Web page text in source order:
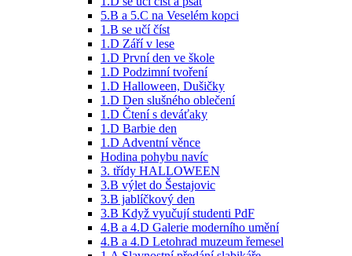
5.B a 5.C na Veselém kopci
1.B se učí číst
1.D Září v lese
1.D První den ve škole
1.D Podzimní tvoření
1.D Halloween, Dušičky
1.D Den slušného oblečení
1.D Čtení s deváťaky
1.D Barbie den
1.D Adventní věnce
Hodina pohybu navíc
3. třídy HALLOWEEN
3.B výlet do Šestajovic
3.B jablíčkový den
3.B Když vyučují studenti PdF
4.B a 4.D Galerie moderního umění
4.B a 4.D Letohrad muzeum řemesel